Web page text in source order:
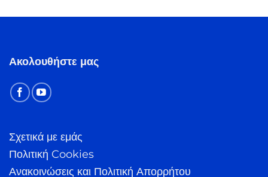
Ακολουθήστε μας
Σχετικά με εμάς
Πολιτική Cookies
Ανακοινώσεις και Πολιτική Απορρήτου